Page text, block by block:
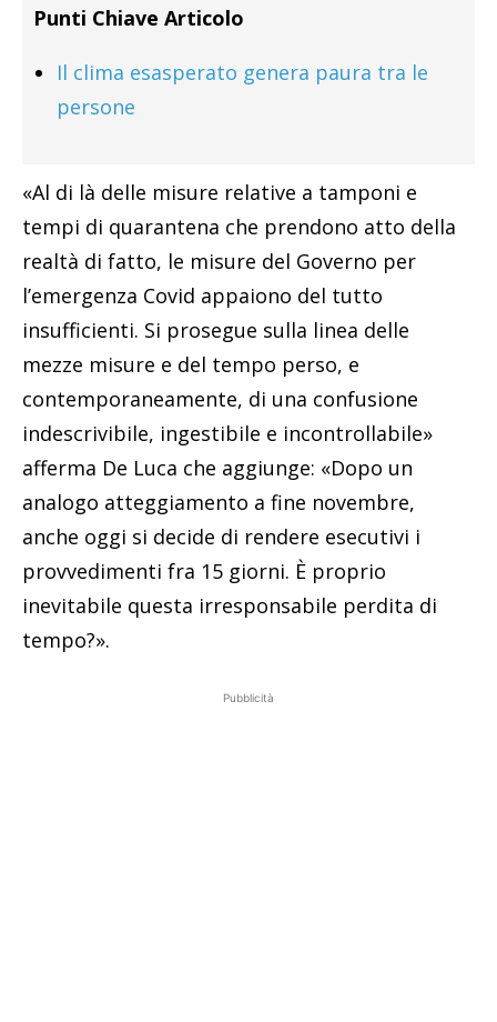
Punti Chiave Articolo
Il clima esasperato genera paura tra le
persone
«Al di là delle misure relative a tamponi e
tempi di quarantena che prendono atto della
realtà di fatto, le misure del Governo per
l’emergenza Covid appaiono del tutto
insufficienti. Si prosegue sulla linea delle
mezze misure e del tempo perso, e
contemporaneamente, di una confusione
indescrivibile, ingestibile e incontrollabile»
afferma De Luca che aggiunge: «Dopo un
analogo atteggiamento a fine novembre,
anche oggi si decide di rendere esecutivi i
provvedimenti fra 15 giorni. È proprio
inevitabile questa irresponsabile perdita di
tempo?».
Pubblicità